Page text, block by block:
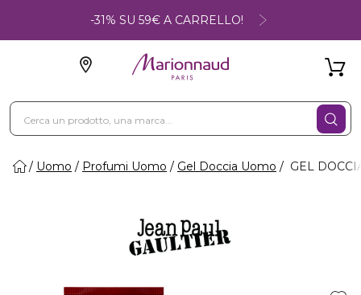
-31% SU 59€ A CARRELLO!
Uomo Profumi Uomo Gel Doccia Uomo GEL